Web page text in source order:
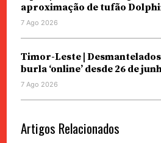
aproximação de tufão
7 Ago 2026
Timor-Leste |
burla ‘online’ desde 26 de
7 Ago 2026
Artigos Relacionados